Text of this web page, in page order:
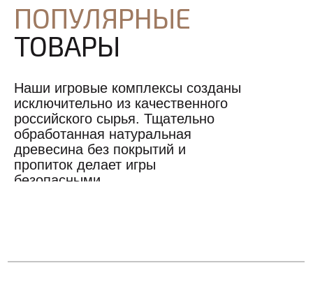
Наши игровые комплексы созданы
исключительно из качественного
российского сырья. Тщательно
обработанная натуральная
древесина без покрытий и
пропиток делает игры
безопасными.
ПОПУЛЯРНЫЕ
ТОВАРЫ